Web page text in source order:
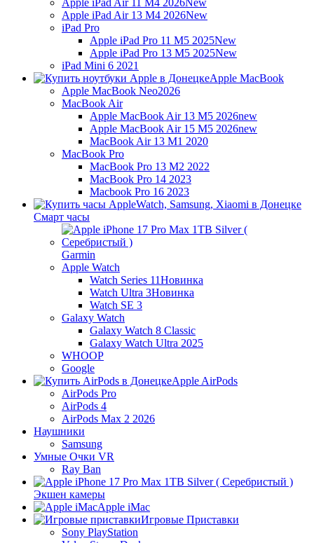
Apple iPad Air 13 M4 2026New
iPad Pro
Apple iPad Pro 11 M5 2025New
Apple iPad Pro 13 M5 2025New
iPad Mini 6 2021
Apple MacBook
Apple MacBook Neo2026
MacBook Air
Apple MacBook Air 13 M5 2026new
Apple MacBook Air 15 M5 2026new
MacBook Air 13 M1 2020
MacBook Pro
MacBook Pro 13 M2 2022
MacBook Pro 14 2023
Macbook Pro 16 2023
Смарт часы
Garmin
Apple Watch
Watch Series 11Новинка
Watch Ultra 3Новинка
Watch SE 3
Galaxy Watch
Galaxy Watch 8 Classic
Galaxy Watch Ultra 2025
WHOOP
Google
Apple AirPods
AirPods Pro
AirPods 4
AirPods Max 2 2026
Наушники
Samsung
Умные Очки VR
Ray Ban
Экшен камеры
Apple iMac
Игровые Приставки
Sony PlayStation